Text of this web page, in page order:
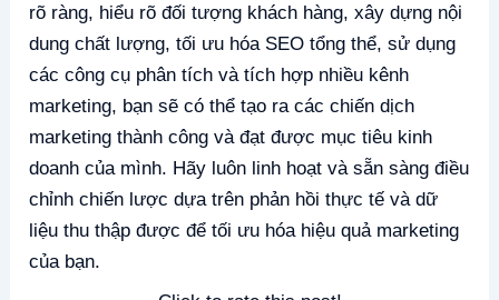
rõ ràng, hiểu rõ đối tượng khách hàng, xây dựng nội
dung chất lượng, tối ưu hóa SEO tổng thể, sử dụng
các công cụ phân tích và tích hợp nhiều kênh
marketing, bạn sẽ có thể tạo ra các chiến dịch
marketing thành công và đạt được mục tiêu kinh
doanh của mình. Hãy luôn linh hoạt và sẵn sàng điều
chỉnh chiến lược dựa trên phản hồi thực tế và dữ
liệu thu thập được để tối ưu hóa hiệu quả marketing
của bạn.